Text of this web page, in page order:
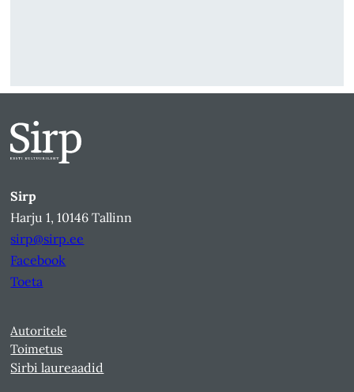
Sirp
Harju 1, 10146 Tallinn
sirp@sirp.ee
Facebook
Toeta
Autoritele
Toimetus
Sirbi laureaadid